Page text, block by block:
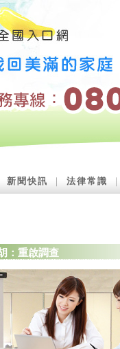
新聞快訊 法律常識
：重啟調查